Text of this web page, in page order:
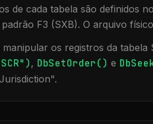
de cada tabela são definidos no
F3 (SXB). O arquivo
os registros da tabela
SCR"), DbSetOrder() e
".